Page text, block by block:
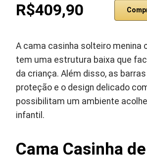
R$409,90
A cama casinha solteiro menina
tem uma estrutura baixa que
da criança. Além disso, as
proteção e o design delicado
possibilitam um ambiente
infantil.
Cama Casinha de